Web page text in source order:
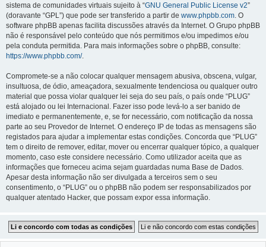
sistema de comunidades virtuais sujeito à “GNU General Public License v2”
(doravante “GPL”) que pode ser transferido a partir de www.phpbb.com. O
software phpBB apenas facilita discussões através da Internet. O Grupo phpBB
não é responsável pelo conteúdo que nós permitimos e/ou impedimos e/ou
pela conduta permitida. Para mais informações sobre o phpBB, consulte:
https://www.phpbb.com/.
Compromete-se a não colocar qualquer mensagem abusiva, obscena, vulgar,
insultuosa, de ódio, ameaçadora, sexualmente tendenciosa ou qualquer outro
material que possa violar qualquer lei seja do seu país, o país onde “PLUG”
está alojado ou lei Internacional. Fazer isso pode levá-lo a ser banido de
imediato e permanentemente, e, se for necessário, com notificação da nossa
parte ao seu Provedor de Internet. O endereço IP de todas as mensagens são
registados para ajudar a implementar estas condições. Concorda que “PLUG”
tem o direito de remover, editar, mover ou encerrar qualquer tópico, a qualquer
momento, caso este considere necessário. Como utilizador aceita que as
informações que forneceu acima sejam guardadas numa Base de Dados.
Apesar desta informação não ser divulgada a terceiros sem o seu
consentimento, o “PLUG” ou o phpBB não podem ser responsabilizados por
qualquer atentado Hacker, que possam expor essa informação.